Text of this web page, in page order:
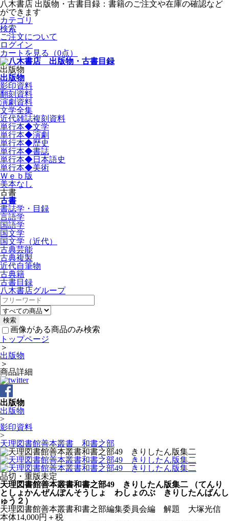
八木書店 出版物・古書目録：書籍のご注文や在庫の確認など
ができます
カテゴリ
検索
ご注文について
ログイン
カートを見る
（0点）
出版物
出版物
影印資料
翻刻資料
演劇資料
文学全集
近代雑誌複刻資料
単行本◆文学
単行本◆演劇
単行本◆歴史
単行本◆書誌
単行本◆日本語史
単行本◆美術
Ｗｅｂ版
美本なし
古書
古書
書誌学・目録
言語学
国語学
国文学
国文学（近代）
古典芸能
古典複製
近代自筆物
古典籍
古書目録
八木書店グループ
画像がある商品のみ検索
トップページ
＞
出版物
＞
商品詳細
出版物
出版物
>
影印資料
>
天理図書館善本叢書 和書之部
品切・重版未定
天理図書館善本叢書和書之部49 きりしたん版集二
（てんり
としょかんぜんぽんそうしょ わしょのぶ きりしたんばんし
ゅう２）
天理図書館善本叢書和書之部編集委員会編 解題 大塚光信
本体14,000円＋税